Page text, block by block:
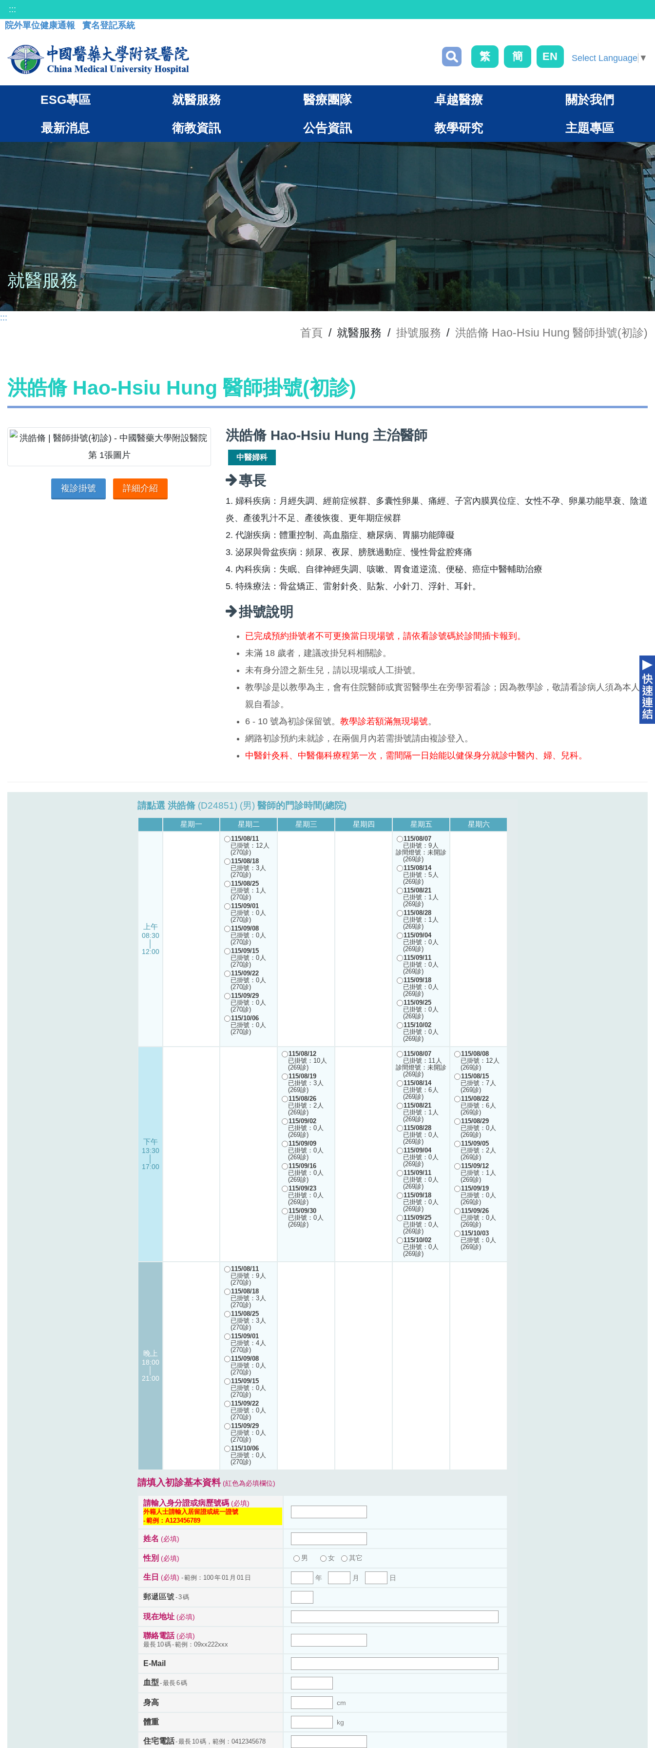
:::
院外單位健康通報
實名登記系統
繁 簡 EN Select Language ▼
ESG專區 就醫服務 醫療團隊 卓越醫療 關於我們
最新消息 衛教資訊 公告資訊 教學研究 主題專區
就醫服務
:::
首頁 / 就醫服務 / 掛號服務 / 洪皓脩 Hao-Hsiu Hung 醫師掛號(初診)
洪皓脩 Hao-Hsiu Hung 醫師掛號(初診)
複診掛號 詳細介紹
洪皓脩 Hao-Hsiu Hung 主治醫師
中醫婦科
專長
1. 婦科疾病：月經失調、經前症候群、多囊性卵巢、痛經、子宮內膜異位症、女性不孕、卵巢功能早衰、陰道
炎、產後乳汁不足、產後恢復、更年期症候群
2. 代謝疾病：體重控制、高血脂症、糖尿病、胃腸功能障礙
3. 泌尿與骨盆疾病：頻尿、夜尿、膀胱過動症、慢性骨盆腔疼痛
4. 內科疾病：失眠、自律神經失調、咳嗽、胃食道逆流、便秘、癌症中醫輔助治療
5. 特殊療法：骨盆矯正、雷射針灸、貼紮、小針刀、浮針、耳針。
掛號說明
已完成預約掛號者不可更換當日現場號，請依看診號碼於診間插卡報到。
未滿 18 歲者，建議改掛兒科相關診。
未有身分證之新生兒，請以現場或人工掛號。
教學診是以教學為主，會有住院醫師或實習醫學生在旁學習看診；因為教學診，敬請看診病人須為本人
親自看診。
6 - 10 號為初診保留號。 教學診若額滿無現場號。
網路初診預約未就診，在兩個月內若需掛號請由複診登入。
中醫針灸科、中醫傷科療程第一次，需間隔一日始能以健保身分就診中醫內、婦、兒科。